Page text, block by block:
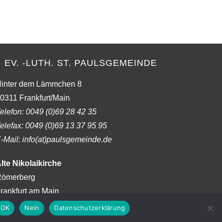
EV. -LUTH. ST. PAULSGEMEINDE
dem Lämmchen 8
Frankfurt/Main
0049 (0)69 28 42 35
0049 (0)69 13 37 95 95
Mail: info(at)paulsgemeinde.de
Nikolaikirche
am Main
OK Nein Datenschutzerklärung